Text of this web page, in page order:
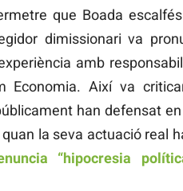
que Boada
dimissionari va
amb
Així va
han defensat
la seva actuació real
“hipocresia